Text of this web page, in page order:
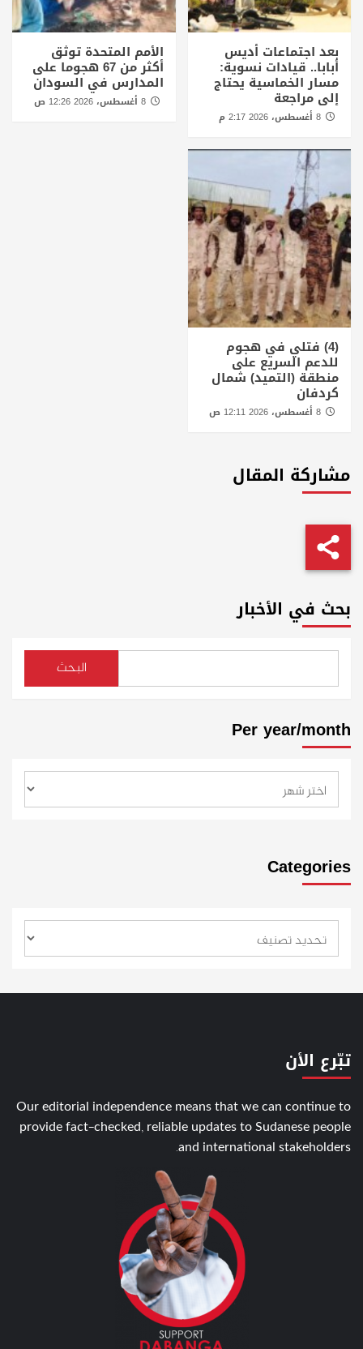
بعد اجتماعات أديس
أبابا.. قيادات نسوية:
مسار الخماسية يحتاج
إلى مراجعة
الأمم المتحدة توثق
أكثر من 67 هجوما على
المدارس في السودان
8 أغسطس، 2026 12:26 ص
(4) فتلي في هجوم
للدعم السريع على
منطقة (التميد) شمال
كردفان
مشاركة المقال
بحث في الأخبار
البحث
Per year/month
Categories
تبّرع الأن
Our editorial independence means that we can continue to
provide fact-checked, reliable updates to Sudanese people
and international stakeholders.